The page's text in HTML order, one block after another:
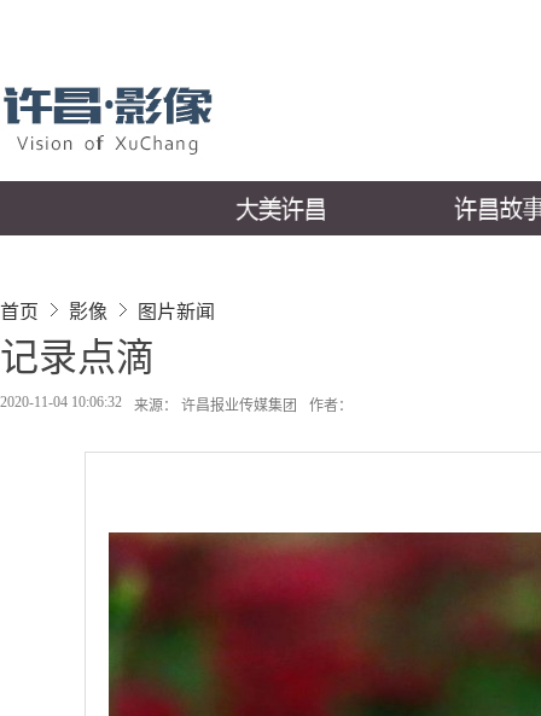
首页 影像 图片新闻
记录点滴
2020-11-04 10:06:32 来源： 许昌报业传媒集团 作者：